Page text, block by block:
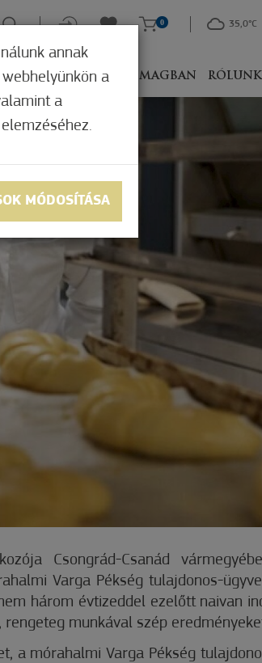
MERRE, MIVEL CSOMAGBAN RÓLUNK
0 35,0°C
Csongrád-Csanád
Varga Pékség tulajdonos-
három évtizeddel ezelőtt naivan
rengeteg munkával szép
a mórahalmi Varga Pékség
annak
a
a
MÓDOSÍTÁSA